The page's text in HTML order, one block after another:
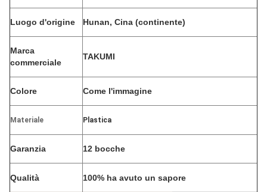
Luogo d'origine Hunan, Cina (continente)
Marca
commerciale
TAKUMI
Colore Come l'immagine
Materiale Plastica
Garanzia 12 bocche
Qualità 100% ha avuto un sapore